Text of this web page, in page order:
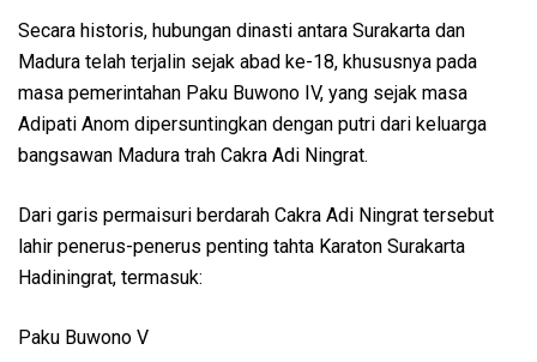
Secara historis, hubungan dinasti antara Surakarta dan
Madura telah terjalin sejak abad ke-18, khususnya pada
masa pemerintahan Paku Buwono IV, yang sejak masa
Adipati Anom dipersuntingkan dengan putri dari keluarga
bangsawan Madura trah Cakra Adi Ningrat.
Dari garis permaisuri berdarah Cakra Adi Ningrat tersebut
lahir penerus-penerus penting tahta Karaton Surakarta
Hadiningrat, termasuk:
Paku Buwono V